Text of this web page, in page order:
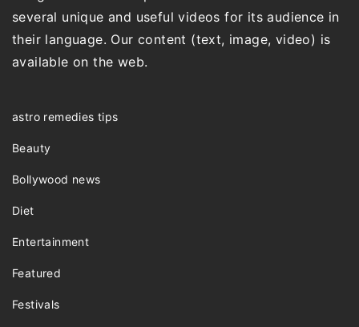
several unique and useful videos for its audience in
their language. Our content (text, image, video) is
available on the web.
astro remedies tips
Beauty
Bollywood news
Diet
Entertainment
Featured
Festivals